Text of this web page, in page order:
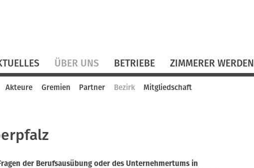
ÜBER UNS BETRIEBE ZIMMERER WERDEN
Akteure Gremien Partner Bezirk Mitgliedschaft
der Berufsausübung oder des Unternehmertums in